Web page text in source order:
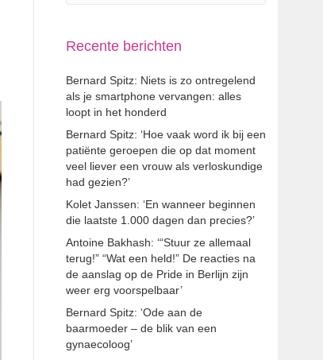
Recente berichten
Bernard Spitz: Niets is zo ontregelend
als je smartphone vervangen: alles
loopt in het honderd
Bernard Spitz: ‘Hoe vaak word ik bij een
patiënte geroepen die op dat moment
veel liever een vrouw als verloskundige
had gezien?’
Kolet Janssen: ‘En wanneer beginnen
die laatste 1.000 dagen dan precies?’
Antoine Bakhash: ‘“Stuur ze allemaal
terug!” “Wat een held!” De reacties na
de aanslag op de Pride in Berlijn zijn
weer erg voorspelbaar’
Bernard Spitz: ‘Ode aan de
baarmoeder – de blik van een
gynaecoloog’